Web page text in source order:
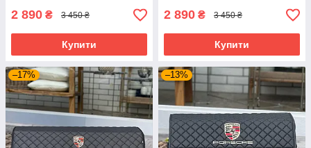
2 890 ₴ 3 450 ₴
Купити
2 890 ₴ 3 450 ₴
Купити
–17% –13%